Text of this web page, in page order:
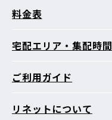
料金表
宅配エリア・集配時間
ご利用ガイド
リネットについて